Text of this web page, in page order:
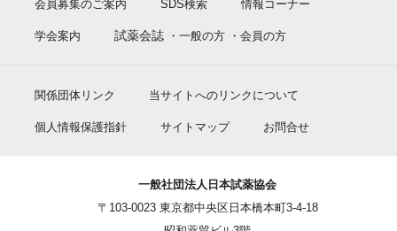
会員募集のご案内 SDS検索 情報コーナー
学会案内 試薬会誌 ・一般の方 ・会員の方
関係団体リンク 当サイトへのリンクについて
個人情報保護指針 サイトマップ お問合せ
一般社団法人日本試薬協会
〒103-0023 東京都中央区日本橋本町3-4-18